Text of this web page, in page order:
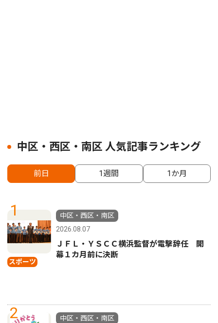
中区・西区・南区 人気記事ランキング
前日 1週間 1か月
1
スポーツ
中区・西区・南区
2026.08.07
ＪＦＬ・ＹＳＣＣ横浜監督が電撃辞任 開
幕１カ月前に決断
2
中区・西区・南区